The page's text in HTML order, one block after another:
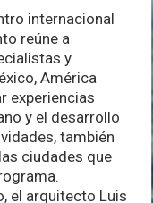
internacional
reúne a
y
América
experiencias
y el desarrollo
también
ciudades que
el arquitecto Luis